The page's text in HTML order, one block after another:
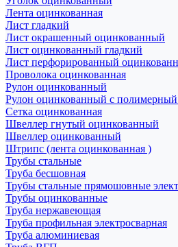
Лента оцинкованная
Лист гладкий
Лист окрашенный оцинкованный
Лист оцинкованный гладкий
Лист перфорированный
Проволока оцинкованная
Рулон оцинкованный
Рулон оцинкованный с
Сетка оцинкованная
Швеллер гнутый оцинкованный
Швеллер оцинкованный
Штрипс (лента оцинкованная )
Трубы стальные
Труба бесшовная
Трубы стальные прямошовные
Трубы оцинкованные
Труба нержавеющая
Труба профильная электросварная
Труба алюминиевая